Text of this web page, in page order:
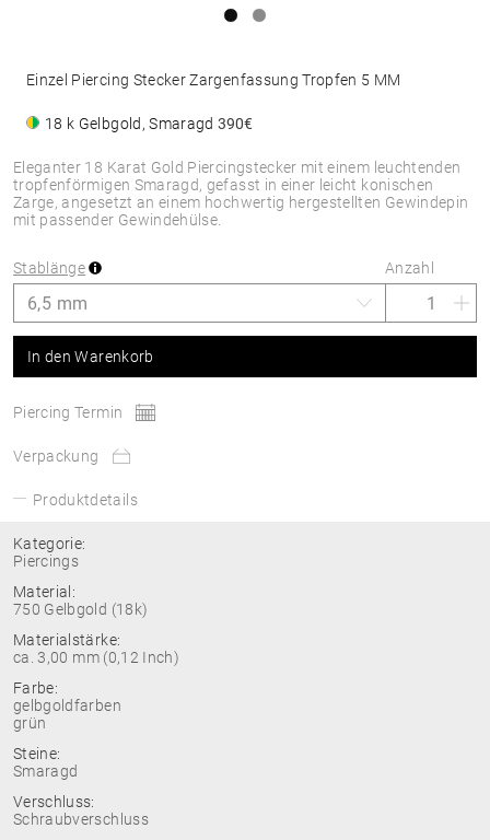
Eleganter 18 Karat Gold Piercingstecker mit einem leuchtenden
tropfenförmigen Smaragd, gefasst in einer leicht konischen
Zarge, angesetzt an einem hochwertig hergestellten Gewindepin
mit passender Gewindehülse.
Einzel Piercing Stecker Zargenfassung Tropfen 5 MM
18 k Gelbgold, Smaragd390€
Stablänge Anzahl
In den Warenkorb
Piercing Termin
Verpackung
Produktdetails
Kategorie:
Piercings
Material:
750 Gelbgold (18k)
Materialstärke:
ca. 3,00 mm (0,12 Inch)
Farbe:
gelbgoldfarben
grün
Steine:
Smaragd
Verschluss:
Schraubverschluss